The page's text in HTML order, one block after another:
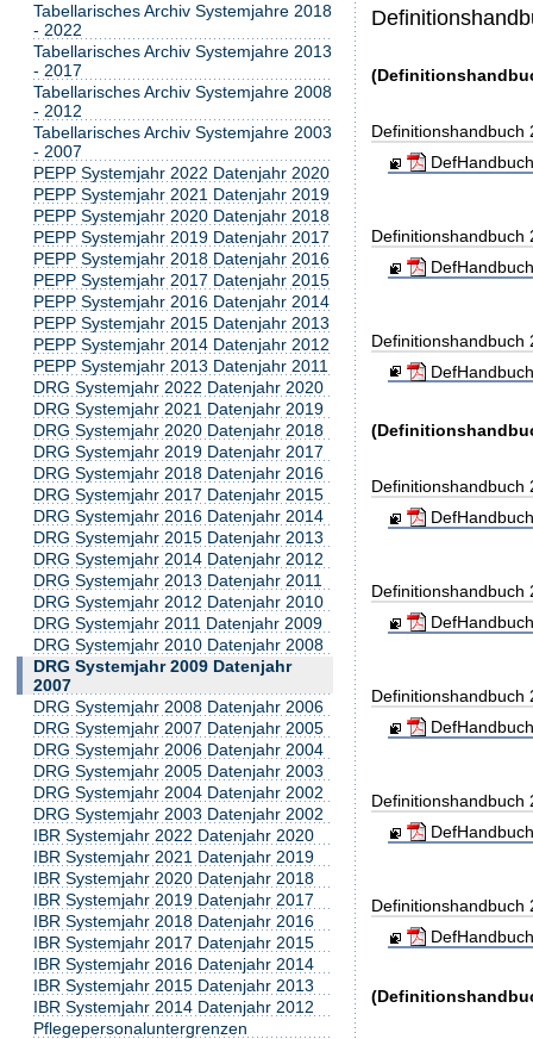
Definitionshandbuch
Definitionshandbuch
Definitionshandbuch
Definitionshandbuch
Definitionshandbuch
Definitionshandbuch
Definitionshandbuch
Definitionshandbuch
Tabellarisches Archiv Systemjahre 2018
- 2022
Tabellarisches Archiv Systemjahre 2013
- 2017
Tabellarisches Archiv Systemjahre 2008
- 2012
Tabellarisches Archiv Systemjahre 2003
- 2007
PEPP Systemjahr 2022 Datenjahr 2020
PEPP Systemjahr 2021 Datenjahr 2019
PEPP Systemjahr 2020 Datenjahr 2018
PEPP Systemjahr 2019 Datenjahr 2017
PEPP Systemjahr 2018 Datenjahr 2016
PEPP Systemjahr 2017 Datenjahr 2015
PEPP Systemjahr 2016 Datenjahr 2014
PEPP Systemjahr 2015 Datenjahr 2013
PEPP Systemjahr 2014 Datenjahr 2012
PEPP Systemjahr 2013 Datenjahr 2011
DRG Systemjahr 2022 Datenjahr 2020
DRG Systemjahr 2021 Datenjahr 2019
DRG Systemjahr 2020 Datenjahr 2018
DRG Systemjahr 2019 Datenjahr 2017
DRG Systemjahr 2018 Datenjahr 2016
DRG Systemjahr 2017 Datenjahr 2015
DRG Systemjahr 2016 Datenjahr 2014
DRG Systemjahr 2015 Datenjahr 2013
DRG Systemjahr 2014 Datenjahr 2012
DRG Systemjahr 2013 Datenjahr 2011
DRG Systemjahr 2012 Datenjahr 2010
DRG Systemjahr 2011 Datenjahr 2009
DRG Systemjahr 2010 Datenjahr 2008
DRG Systemjahr 2009 Datenjahr
2007
DRG Systemjahr 2008 Datenjahr 2006
DRG Systemjahr 2007 Datenjahr 2005
DRG Systemjahr 2006 Datenjahr 2004
DRG Systemjahr 2005 Datenjahr 2003
DRG Systemjahr 2004 Datenjahr 2002
DRG Systemjahr 2003 Datenjahr 2002
IBR Systemjahr 2022 Datenjahr 2020
IBR Systemjahr 2021 Datenjahr 2019
IBR Systemjahr 2020 Datenjahr 2018
IBR Systemjahr 2019 Datenjahr 2017
IBR Systemjahr 2018 Datenjahr 2016
IBR Systemjahr 2017 Datenjahr 2015
IBR Systemjahr 2016 Datenjahr 2014
IBR Systemjahr 2015 Datenjahr 2013
IBR Systemjahr 2014 Datenjahr 2012
Pflegepersonaluntergrenzen